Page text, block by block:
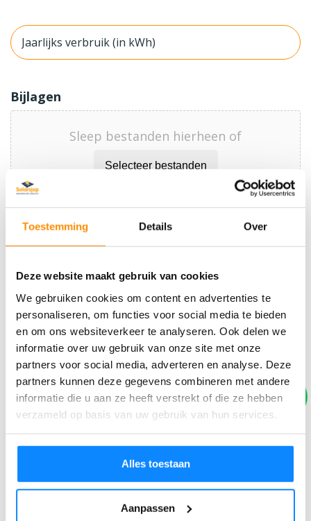
Toestemming Details Over
Deze website maakt gebruik van cookies
We gebruiken cookies om content en advertenties te
personaliseren, om functies voor social media te bieden
en om ons websiteverkeer te analyseren. Ook delen we
informatie over uw gebruik van onze site met onze
partners voor social media, adverteren en analyse. Deze
partners kunnen deze gegevens combineren met andere
informatie die u aan ze heeft verstrekt of die ze hebben
verzameld op basis van uw gebruik van hun services.
Alles toestaan
Aanpassen
Jaarlijks
verbruik
(in
Bijlagen
Sleep bestanden hierheen of
Selecteer bestanden
Toegestane bestandstypen: jpg, png, pdf, doc, docx, Max.
bestandsgrootte: 16 MB, Max. aantal bestanden: 6.
Het is mogelijk om afbeeldingen (jpg of png) of
documenten (pdf, doc, docx) toe te voegen
Bericht *
Toestemming *
Ik ga akkoord met hetprivacybeleid
*